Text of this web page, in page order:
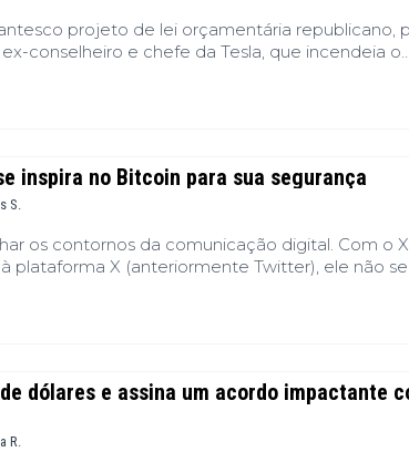
projeto de lei orçamentária republicano,
conselheiro e chefe da Tesla, que incendeia o
inspira no Bitcoin para sua segurança
S.
os contornos da comunicação digital. Com o
plataforma X (anteriormente Twitter), ele não se
dólares e assina um acordo impactante
R.